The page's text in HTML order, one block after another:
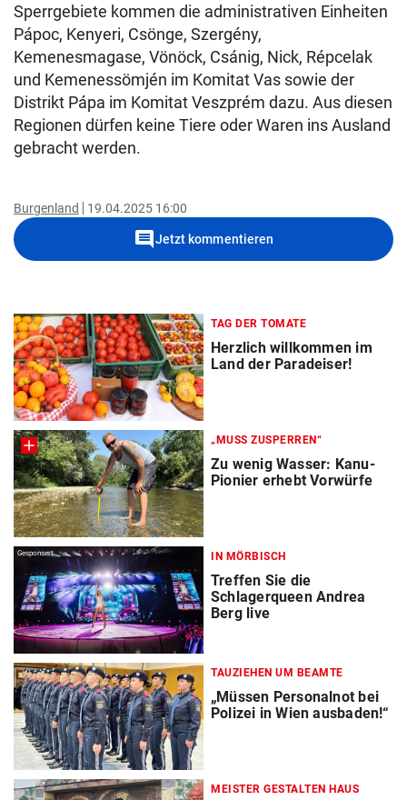
Sperrgebiete kommen die administrativen Einheiten
Pápoc, Kenyeri, Csönge, Szergény,
Kemenesmagase, Vönöck, Csánig, Nick, Répcelak
und Kemenessömjén im Komitat Vas sowie der
Distrikt Pápa im Komitat Veszprém dazu. Aus diesen
Regionen dürfen keine Tiere oder Waren ins Ausland
gebracht werden.
Burgenland 19.04.2025 16:00
commentJetzt kommentieren
TAG DER TOMATE
Herzlich willkommen im
Land der Paradeiser!
„MUSS ZUSPERREN“
Zu wenig Wasser: Kanu-
Pionier erhebt Vorwürfe
Gesponsert IN MÖRBISCH
Treffen Sie die
Schlagerqueen Andrea
Berg live
TAUZIEHEN UM BEAMTE
„Müssen Personalnot bei
Polizei in Wien ausbaden!“
MEISTER GESTALTEN HAUS